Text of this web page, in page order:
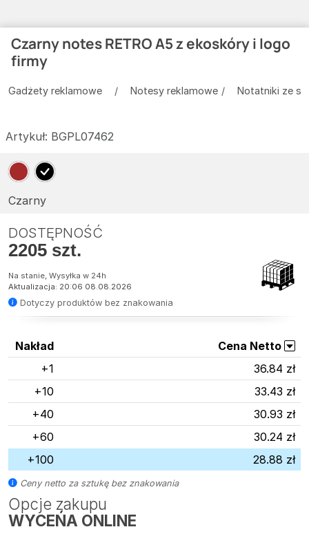
Czarny notes RETRO A5 z ekoskóry i logo
firmy
Gadżety reklamowe Notesy reklamowe Notatniki ze
Artykuł: BGPL07462
Czarny
DOSTĘPNOŚĆ
2205 szt.
Na stanie, Wysyłka w 24h
Aktualizacja: 20:06 08.08.2026
Dotyczy produktów bez znakowania
Opcje zakupu
WYCEŃA ONLINE
Nakład
Cena Netto
+1
36.84 zł
+10
33.43 zł
+40
30.93 zł
+60
30.24 zł
+100
28.88 zł
Ceny netto za sztukę bez znakowania